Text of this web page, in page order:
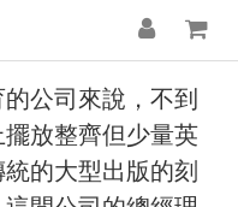
公司來說，不到
放整齊但少量英
統的大型出版的刻